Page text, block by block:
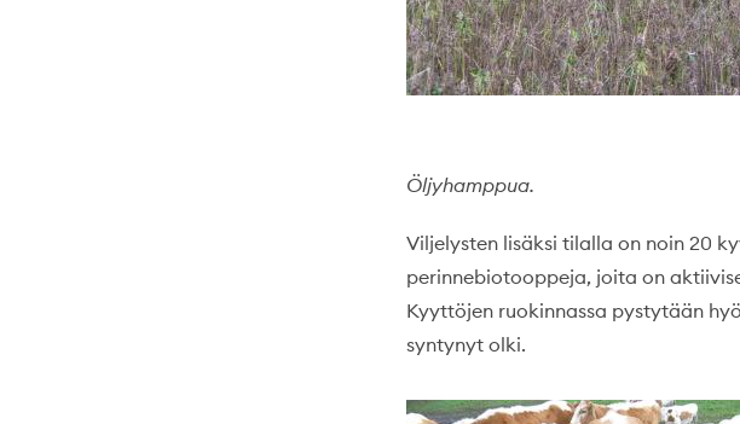
Öljyhamppua.
Viljelysten lisäksi tilalla on noin 20
perinnebiotooppeja, joita on
Kyyttöjen ruokinnassa pystytään
syntynyt olki.